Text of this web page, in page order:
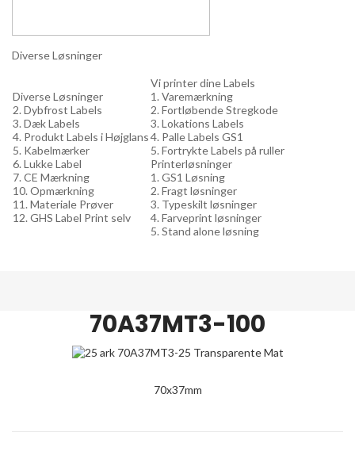
Diverse Løsninger
Diverse Løsninger
2. Dybfrost Labels
3. Dæk Labels
4. Produkt Labels i Højglans
5. Kabelmærker
6. Lukke Label
7. CE Mærkning
10. Opmærkning
11. Materiale Prøver
12. GHS Label Print selv
Vi printer dine Labels
1. Varemærkning
2. Fortløbende Stregkode
3. Lokations Labels
4. Palle Labels GS1
5. Fortrykte Labels på ruller
Printerløsninger
1. GS1 Løsning
2. Fragt løsninger
3. Typeskilt løsninger
4. Farveprint løsninger
5. Stand alone løsning
70A37MT3-100
70x37mm